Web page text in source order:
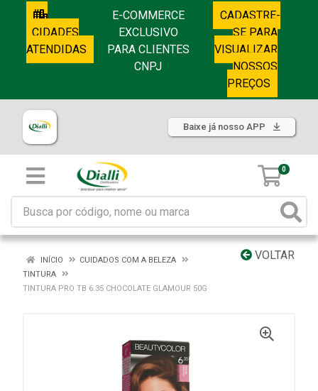
CIDADES
ATENDIDAS
E-COMMERCE
EXCLUSIVO
PARA CLIENTES
CNPJ
CADASTRE-
SE PARA
VISUALIZAR
NOSSOS
PREÇOS
Baixe já nosso APP
0
VOLTAR
INÍCIO
CUIDADOS COM A BELEZA
TINTURA
TINTURA PRO TB 6.35 CHOCOLATE GLAMOUR 50G